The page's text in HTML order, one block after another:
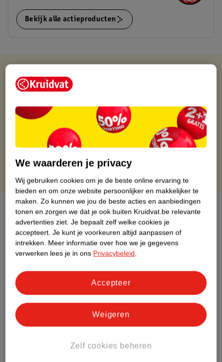
Bekijk alle actieproducten
Kruidvat is altijd voordelig
Op werkdagen voor 22:00 uur besteld, volgende dag in huis
Gratis thuisbezorgd vanaf 50.00
Gratis retourneren binnen 30 dagen
Gratis punten met je Kruidvat kaart
Over dit product
Productinformatie
Etiketinformatie
Nature Impact Score
Dit product heeft (nog) geen Nature
Impact Score.
Meer informatie
We waarderen je privacy
Wij gebruiken cookies om je de beste online ervaring te
bieden en om onze website persoonlijker en makkelijker te
maken. Zo kunnen we jou de beste acties en aanbiedingen
tonen en zorgen we dat je ook buiten Kruidvat.be relevante
advertenties ziet. Je bepaalt zelf welke cookies je
accepteert. Je kunt je voorkeuren altijd aanpassen of
intrekken. Meer informatie over hoe we je gegevens
verwerken lees je in ons Privacybeleid.
Zelf cookies beheren
Weigeren
Accepteer